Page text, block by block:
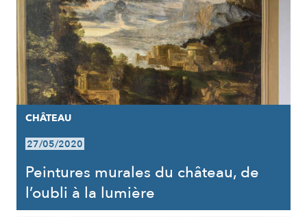
CHÂTEAU
27/05/2020
Peintures murales du château, de
l’oubli à la lumière